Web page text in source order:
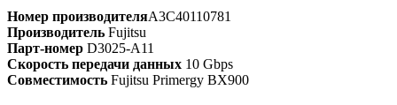
Номер производителяA3C40110781
Производитель Fujitsu
Парт-номер D3025-A11
Скорость передачи данных 10 Gbps
Совместимость Fujitsu Primergy BX900